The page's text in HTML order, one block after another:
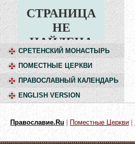
СРЕТЕНСКИЙ МОНАСТЫРЬ
ПОМЕСТНЫЕ ЦЕРКВИ
ПРАВОСЛАВНЫЙ КАЛЕНДАРЬ
ENGLISH VERSION
Православие.Ru Поместные Церкви